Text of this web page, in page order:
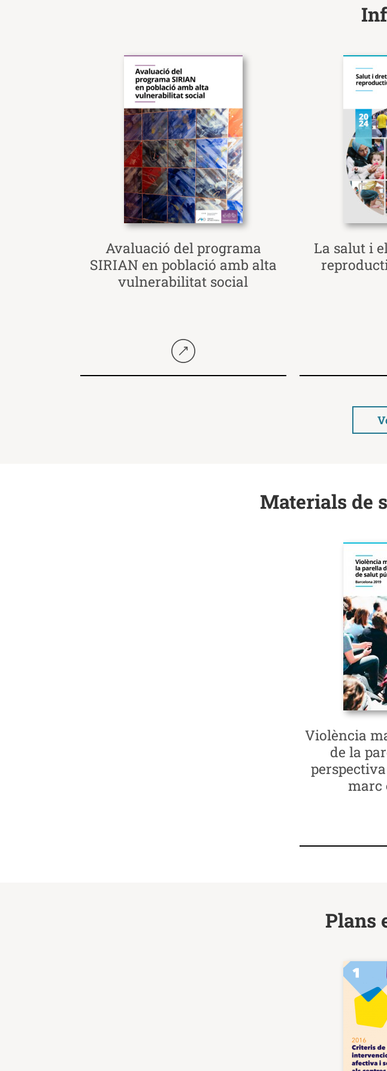
Avaluació del programa
SIRIAN en població amb alta
vulnerabilitat social
La salut i
Materials de
Violència
de la
marc
Plans